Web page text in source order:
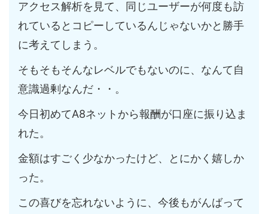
アクセス解析を見て、同じユーザーが何度も訪
れているとコピーしているんじゃないかと勝手
に考えてしまう。
そもそもそんなレベルでもないのに、なんて自
意識過剰なんだ・・。
今日初めてA8ネットから報酬が口座に振り込ま
れた。
金額はすごく少なかったけど、とにかく嬉しか
った。
この喜びを忘れないように、今後もがんばって